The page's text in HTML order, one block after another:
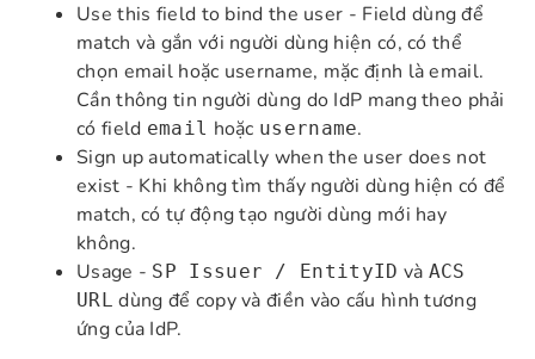
Use this field to bind the user - Field dùng để
match và gắn với người dùng hiện có, có thể
chọn email hoặc username, mặc định là email.
Cần thông tin người dùng do IdP mang theo phải
có field email hoặc username.
Sign up automatically when the user does not
exist - Khi không tìm thấy người dùng hiện có để
match, có tự động tạo người dùng mới hay
không.
Usage - SP Issuer / EntityID và ACS
URL dùng để copy và điền vào cấu hình tương
ứng của IdP.